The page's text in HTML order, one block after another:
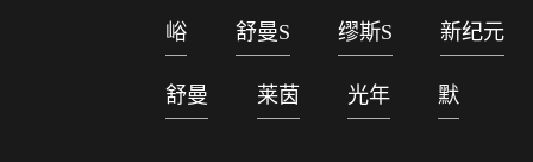
峪 舒曼S 缪斯S 新纪元
舒曼 莱茵 光年 默